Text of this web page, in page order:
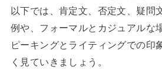
以下では、肯定文、否定文、疑問
例や、フォーマルとカジュアルな
ピーキングとライティングでの印
く見ていきましょう。